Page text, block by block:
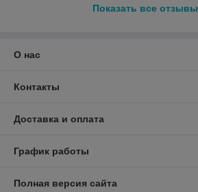
Показать все отзывы
О нас
Контакты
Доставка и оплата
График работы
Полная версия сайта